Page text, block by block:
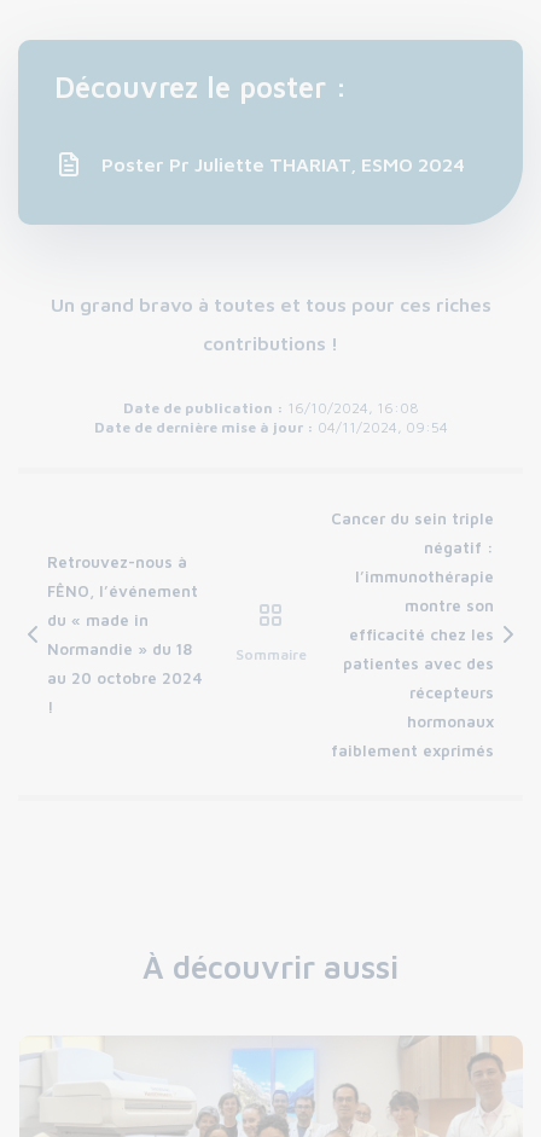
Découvrez le poster :
Poster Pr Juliette THARIAT, ESMO 2024
Un grand bravo à toutes et tous pour ces riches
contributions !
Date de publication : 16/10/2024, 16:08
Date de dernière mise à jour : 04/11/2024, 09:54
Retrouvez-nous à
FÊNO, l’événement
du « made in
Normandie » du 18
au 20 octobre 2024
!
Sommaire
Cancer du sein triple
négatif :
l’immunothérapie
montre son
efficacité chez les
patientes avec des
récepteurs
hormonaux
faiblement exprimés
À découvrir aussi